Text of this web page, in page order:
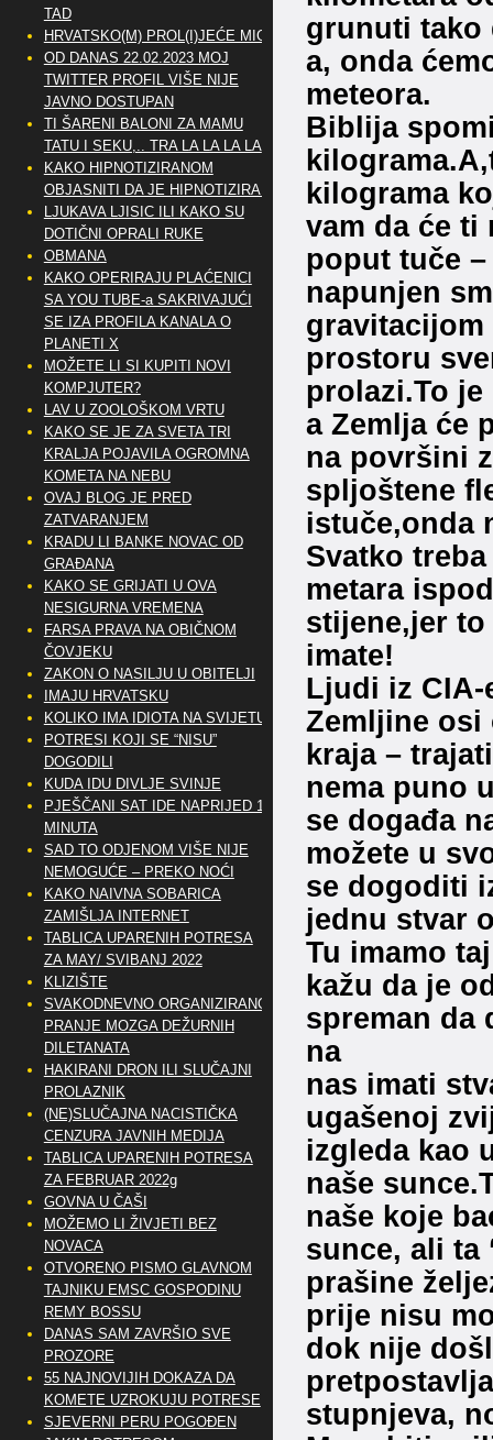
grunuti tako
a, onda
meteora.
Biblija
kilograma
vam da će ti
poput tuče
napunjen
gravitacijom
prostoru
prolazi.To
a Zemlja će
na površini
spljoštene
istuče,onda
Svatko
metara
stijene,jer
imate!
Ljudi iz
Zemljine osi
kraja –
nema puno
se događa
možete u
se dogoditi
jednu stvar
Tu imamo
kažu da je
spreman da
na
nas imati
ugašenoj
izgleda kao
naše
naše koje
sunce, ali ta
prašine
prije nisu
dok nije
stupnjeva,
TAD
HRVATSKO(M) PROL(I)JEĆE MIG
OD DANAS 22.02.2023 MOJ
TWITTER PROFIL VIŠE NIJE
JAVNO DOSTUPAN
TI ŠARENI BALONI ZA MAMU
TATU I SEKU,.. TRA LA LA LA LA
KAKO HIPNOTIZIRANOM
OBJASNITI DA JE HIPNOTIZIRAN
LJUKAVA LJISIC ILI KAKO SU
DOTIČNI OPRALI RUKE
OBMANA
KAKO OPERIRAJU PLAĆENICI
SA YOU TUBE-a SAKRIVAJUĆI
SE IZA PROFILA KANALA O
PLANETI X
MOŽETE LI SI KUPITI NOVI
KOMPJUTER?
LAV U ZOOLOŠKOM VRTU
KAKO SE JE ZA SVETA TRI
KRALJA POJAVILA OGROMNA
KOMETA NA NEBU
OVAJ BLOG JE PRED
ZATVARANJEM
KRADU LI BANKE NOVAC OD
GRAĐANA
KAKO SE GRIJATI U OVA
NESIGURNA VREMENA
FARSA PRAVA NA OBIČNOM
ČOVJEKU
ZAKON O NASILJU U OBITELJI
IMAJU HRVATSKU
KOLIKO IMA IDIOTA NA SVIJETU?
POTRESI KOJI SE “NISU”
DOGODILI
KUDA IDU DIVLJE SVINJE
PJEŠČANI SAT IDE NAPRIJED 10
MINUTA
SAD TO ODJENOM VIŠE NIJE
NEMOGUĆE – PREKO NOĆI
KAKO NAIVNA SOBARICA
ZAMIŠLJA INTERNET
TABLICA UPARENIH POTRESA
ZA MAY/ SVIBANJ 2022
KLIZIŠTE
SVAKODNEVNO ORGANIZIRANO
PRANJE MOZGA DEŽURNIH
DILETANATA
HAKIRANI DRON ILI SLUČAJNI
PROLAZNIK
(NE)SLUČAJNA NACISTIČKA
CENZURA JAVNIH MEDIJA
TABLICA UPARENIH POTRESA
ZA FEBRUAR 2022g
GOVNA U ČAŠI
MOŽEMO LI ŽIVJETI BEZ
NOVACA
OTVORENO PISMO GLAVNOM
TAJNIKU EMSC GOSPODINU
REMY BOSSU
DANAS SAM ZAVRŠIO SVE
PROZORE
55 NAJNOVIJIH DOKAZA DA
KOMETE UZROKUJU POTRESE
SJEVERNI PERU POGOĐEN